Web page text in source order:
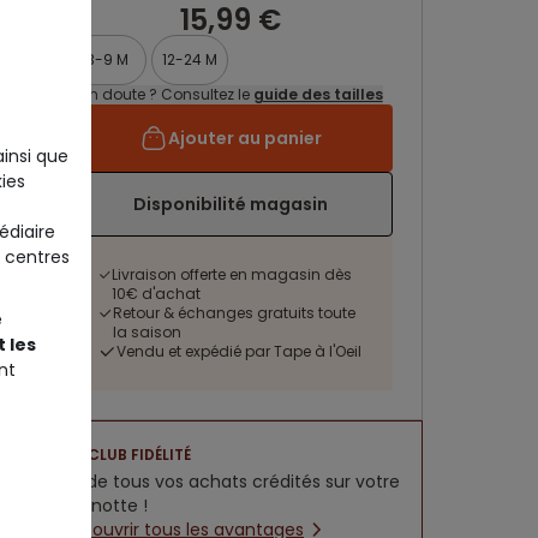
15,99 €
3-9 M
12-24 M
Un doute ? Consultez le guide des tailles
Ajouter au panier
Disponibilité magasin
Livraison offerte en magasin dès
10€ d'achat
Retour & échanges gratuits toute
la saison
Vendu et expédié par Tape à l'Oeil
CLUB FIDÉLITÉ
5% de tous vos achats crédités sur votre
cagnotte !
Découvrir tous les avantages
que
les